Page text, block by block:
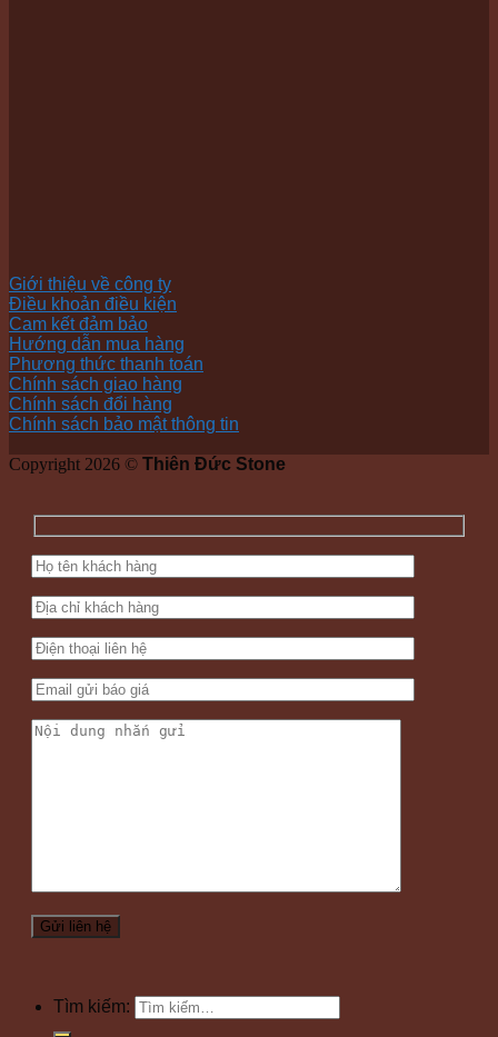
Giới thiệu về công ty
Điều khoản điều kiện
Cam kết đảm bảo
Hướng dẫn mua hàng
Phương thức thanh toán
Chính sách giao hàng
Chính sách đổi hàng
Chính sách bảo mật thông tin
Copyright 2026 © Thiên Đức Stone
Tìm kiếm: